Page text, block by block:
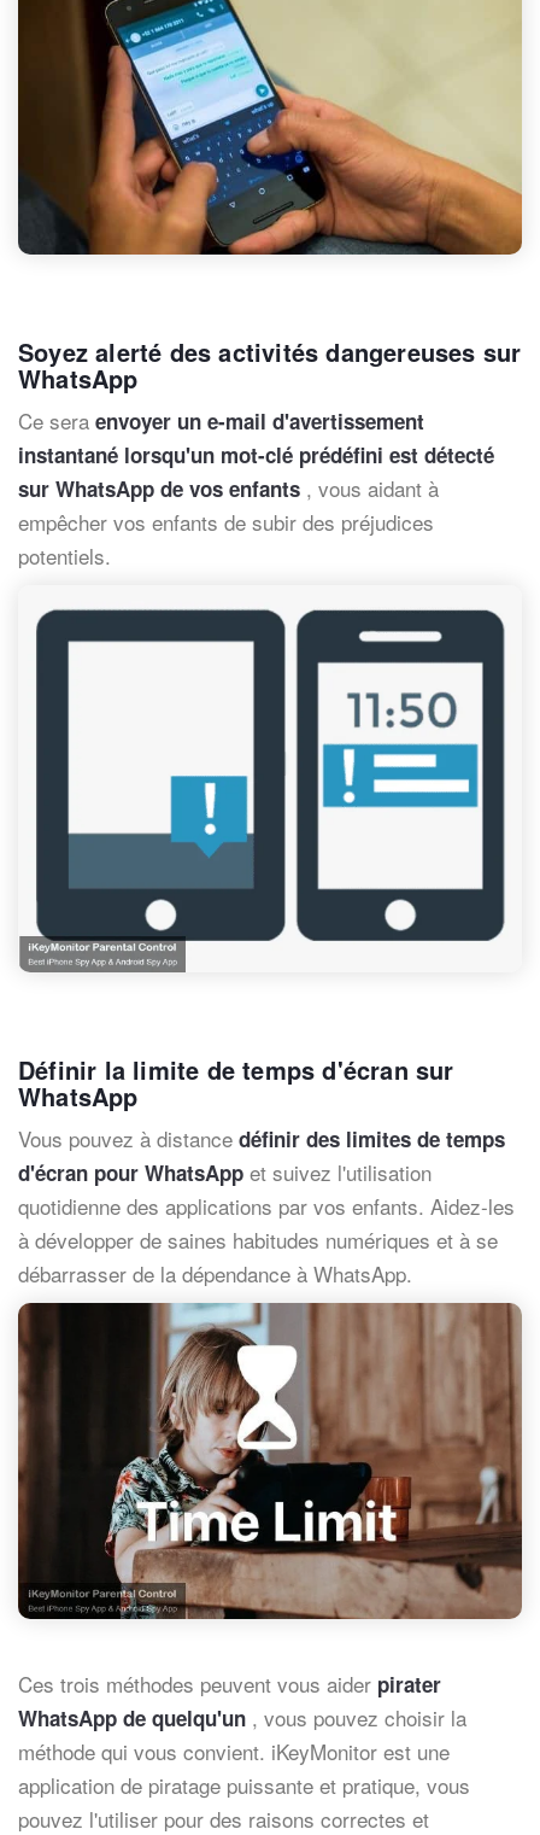
Soyez alerté des activités dangereuses sur
WhatsApp
Ce sera envoyer un e-mail d'avertissement
instantané lorsqu'un mot-clé prédéfini est détecté
sur WhatsApp de vos enfants , vous aidant à
empêcher vos enfants de subir des préjudices
potentiels.
Définir la limite de temps d'écran sur
WhatsApp
Vous pouvez à distance définir des limites de temps
d'écran pour WhatsApp et suivez l'utilisation
quotidienne des applications par vos enfants. Aidez-les
à développer de saines habitudes numériques et à se
débarrasser de la dépendance à WhatsApp.
Ces trois méthodes peuvent vous aider pirater
WhatsApp de quelqu'un , vous pouvez choisir la
méthode qui vous convient. iKeyMonitor est une
application de piratage puissante et pratique, vous
pouvez l'utiliser pour des raisons correctes et